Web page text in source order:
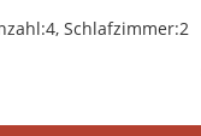
Schlafzimmer:2